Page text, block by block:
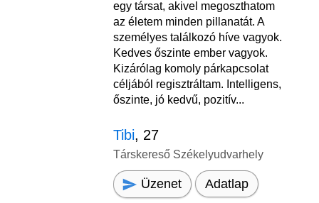
egy társat, akivel megoszthatom
az életem minden pillanatát. A
személyes találkozó híve vagyok.
Kedves őszinte ember vagyok.
Kizárólag komoly párkapcsolat
céljából regisztráltam. Intelligens,
őszinte, jó kedvű, pozitív...
Tibi, 27
Társkereső Székelyudvarhely
Üzenet Adatlap